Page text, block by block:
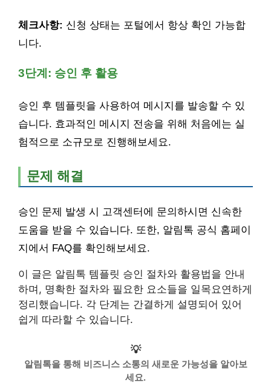
체크사항: 신청 상태는 포털에서 항상 확인 가능합
니다.
3단계: 승인 후 활용
승인 후 템플릿을 사용하여 메시지를 발송할 수 있
습니다. 효과적인 메시지 전송을 위해 처음에는 실
험적으로 소규모로 진행해보세요.
문제 해결
승인 문제 발생 시 고객센터에 문의하시면 신속한
도움을 받을 수 있습니다. 또한, 알림톡 공식 홈페이
지에서 FAQ를 확인해보세요.
이 글은 알림톡 템플릿 승인 절차와 활용법을 안내
하며, 명확한 절차와 필요한 요소들을 일목요연하게
정리했습니다. 각 단계는 간결하게 설명되어 있어
쉽게 따라할 수 있습니다.
💡
알림톡을 통해 비즈니스 소통의 새로운 가능성을 알아보
세요.